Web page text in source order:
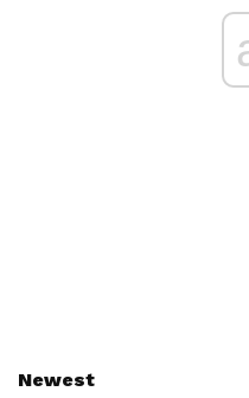
Newest